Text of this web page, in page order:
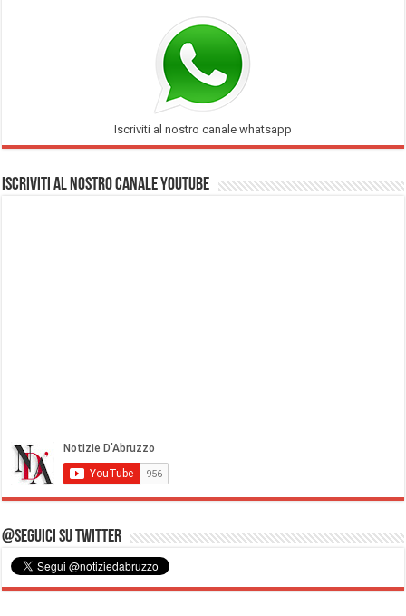
Iscriviti al nostro canale whatsapp
Iscriviti al nostro Canale Youtube
@Seguici su Twitter